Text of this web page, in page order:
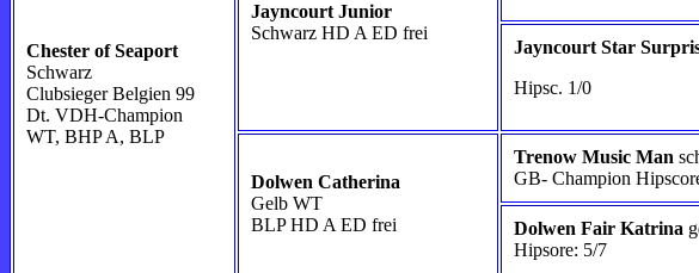
Chester of Seaport
Schwarz
Clubsieger Belgien 99
Dt. VDH-Champion
WT, BHP A, BLP
Jayncourt Junior
Schwarz HD A ED frei
Jayncourt Star
Hipsc. 1/0
Dolwen Catherina
Gelb WT
BLP HD A ED frei
Trenow Music Man
GB- Champion
Dolwen Fair Katrina
Hipsore: 5/7